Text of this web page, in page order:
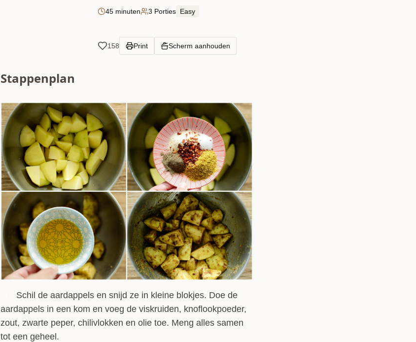
aardappelsalade.
45 minuten 3 Porties Easy
158 Print Scherm aanhouden
Stappenplan
Schil de aardappels en snijd ze in kleine blokjes. Doe de
aardappels in een kom en voeg de viskruiden, knoflookpoeder,
zout, zwarte peper, chilivlokken en olie toe. Meng alles samen
tot een geheel.